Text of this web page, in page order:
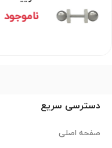
ناموجود
دسترسی سریع
صفحه اصلی